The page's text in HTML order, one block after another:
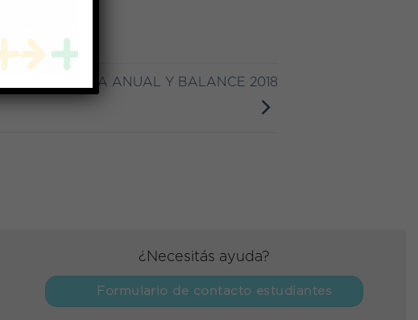
MEMORIA ANUAL Y BALANCE 2018
¿Necesitás ayuda?
Formulario de contacto estudiantes